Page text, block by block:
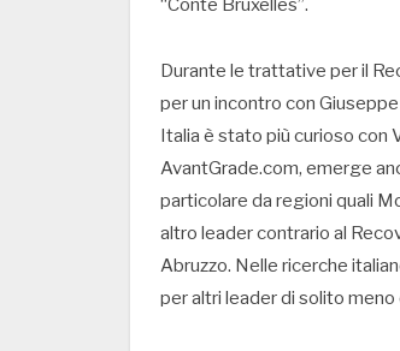
“Conte Bruxelles”.
Durante le trattative per il
per un incontro con
Italia è stato più curioso con
AvantGrade.com, emerge
particolare da regioni quali
altro leader contrario al
Abruzzo. Nelle ricerche
per altri leader di solito meno